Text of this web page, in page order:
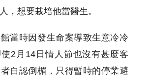
，想要栽培他當醫生。
當時因發生命案導致生意冷冷
2月14日情人節也沒有甚麼客
自認倒楣，只得暫時的停業避